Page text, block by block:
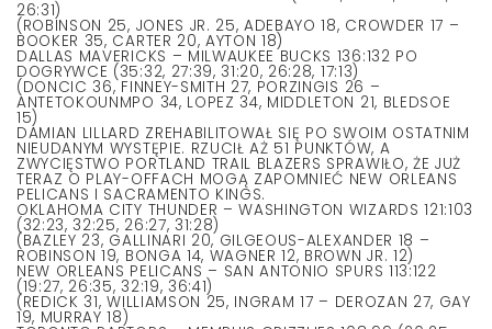
26:31)
(ROBINSON 25, JONES JR. 25, ADEBAYO 18, CROWDER 17 –
BOOKER 35, CARTER 20, AYTON 18)
DALLAS MAVERICKS – MILWAUKEE BUCKS 136:132 PO
DOGRYWCE (35:32, 27:39, 31:20, 26:28, 17:13)
(DONCIC 36, FINNEY-SMITH 27, PORZINGIS 26 –
ANTETOKOUNMPO 34, LOPEZ 34, MIDDLETON 21, BLEDSOE
15)
DAMIAN LILLARD ZREHABILITOWAŁ SIĘ PO SWOIM OSTATNIM
NIEUDANYM WYSTĘPIE. RZUCIŁ AŻ 51 PUNKTÓW, A
ZWYCIĘSTWO PORTLAND TRAIL BLAZERS SPRAWIŁO, ŻE JUŻ
TERAZ O PLAY-OFFACH MOGĄ ZAPOMNIEĆ NEW ORLEANS
PELICANS I SACRAMENTO KINGS.
OKLAHOMA CITY THUNDER – WASHINGTON WIZARDS 121:103
(32:23, 32:25, 26:27, 31:28)
(BAZLEY 23, GALLINARI 20, GILGEOUS-ALEXANDER 18 –
ROBINSON 19, BONGA 14, WAGNER 12, BROWN JR. 12)
NEW ORLEANS PELICANS – SAN ANTONIO SPURS 113:122
(19:27, 26:35, 32:19, 36:41)
(REDICK 31, WILLIAMSON 25, INGRAM 17 – DEROZAN 27, GAY
19, MURRAY 18)